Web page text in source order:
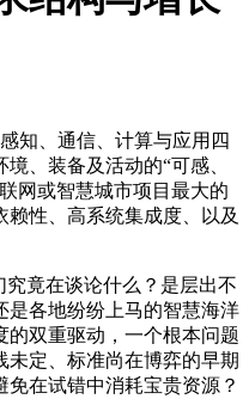
知、通信、计算与应用四
、装备及活动的“可感、
网或智慧城市项目最大的
性、高系统集成度、以及
究竟在谈论什么？是层出不
是各地纷纷上马的智慧海洋
的双重驱动，一个根本问题
定、标准尚在博弈的早期
在试错中消耗宝贵资源？